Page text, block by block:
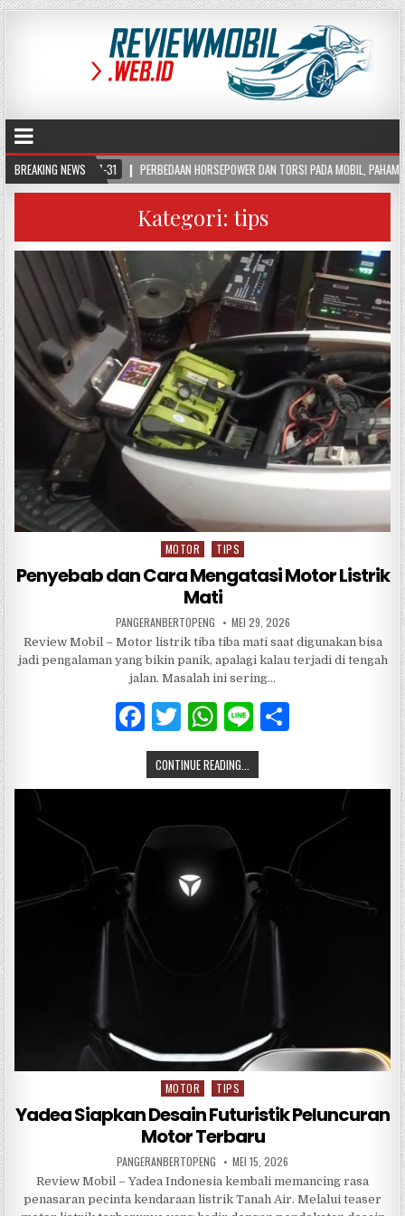
BREAKING NEWS
PERBEDAAN HORSEPOWER DAN TORSI PADA MOBIL, PAHAMI FUNGSI DAN CARA
Kategori:tips
Posted
MOTOR TIPS
Penyebab dan Cara Mengatasi Motor Listrik
Mati
PANGERANBERTOPENG MEI 29, 2026
Review Mobil – Motor listrik tiba tiba mati saat digunakan bisa
jadi pengalaman yang bikin panik, apalagi kalau terjadi di tengah
jalan. Masalah ini sering…
F
a
c
b
T
w
it
r
W
h
at
A
p
Li
n
CONTINUE READING...
Posted
MOTOR TIPS
Yadea Siapkan Desain Futuristik Peluncuran
Motor Terbaru
PANGERANBERTOPENG MEI 15, 2026
Review Mobil – Yadea Indonesia kembali memancing rasa
penasaran pecinta kendaraan listrik Tanah Air. Melalui teaser